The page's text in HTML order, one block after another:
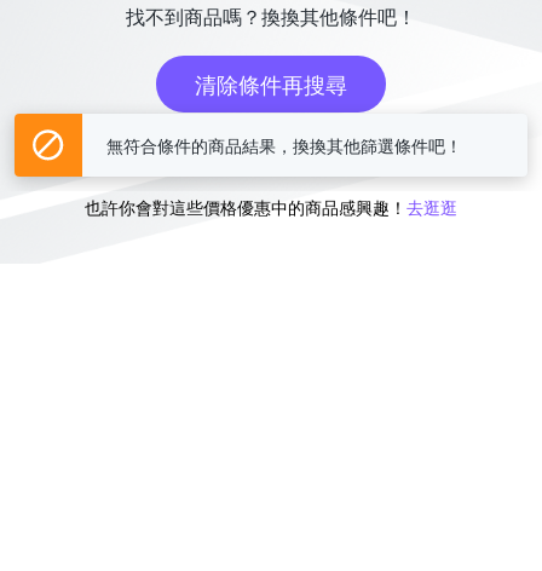
找不到商品嗎？換換其他條件吧！
清除條件再搜尋
或
也許你會對這些價格優惠中的商品感興趣！ 去逛逛
無符合條件的商品結果，換換其他篩選條件吧！